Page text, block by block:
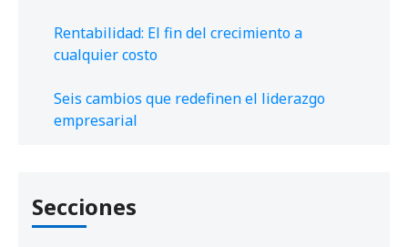
Rentabilidad: El fin del crecimiento a
cualquier costo
Seis cambios que redefinen el liderazgo
empresarial
Secciones